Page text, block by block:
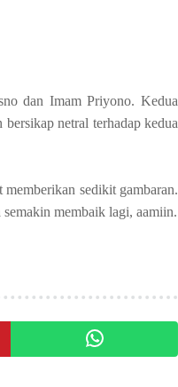
dan Imam Priyono. Kedua
netral terhadap kedua
memberikan sedikit gambaran.
membaik lagi, aamiin.